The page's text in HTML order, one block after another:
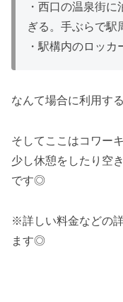
・西口の温泉街
ぎる。手ぶらで駅
・駅構内のロッ
なんて場合に利用す
そしてここはコワー
少し休憩をしたり空
です◎
※詳しい料金などの
ます◎